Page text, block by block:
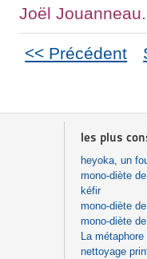
Joël Jouanneau.
<< Précédent
les plus
heyoka, un
mono-diète
kéfir
mono-diète
mono-diète
La
nettoyage